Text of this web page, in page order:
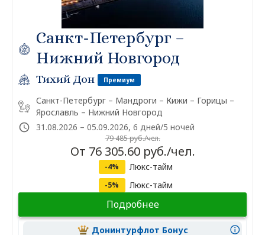
Санкт-Петербург –
Нижний Новгород
Тихий Дон Премиум
Санкт-Петербург – Мандроги – Кижи – Горицы –
Ярославль – Нижний Новгород
31.08.2026 – 05.09.2026, 6 дней/5 ночей
79 485 руб./чел.
От 76 305.60 руб./чел.
-4% Люкс-тайм
-5% Люкс-тайм
Подробнее
Донинтурфлот Бонус